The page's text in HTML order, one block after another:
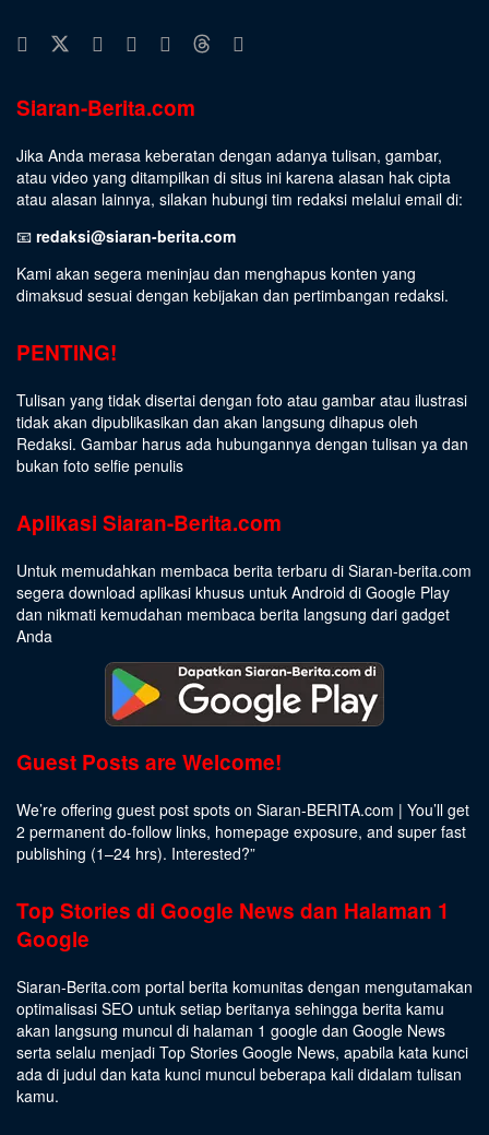
Siaran-Berita.com
Jika Anda merasa keberatan dengan adanya tulisan, gambar,
atau video yang ditampilkan di situs ini karena alasan hak cipta
atau alasan lainnya, silakan hubungi tim redaksi melalui email di:
📧 redaksi@siaran-berita.com
Kami akan segera meninjau dan menghapus konten yang
dimaksud sesuai dengan kebijakan dan pertimbangan redaksi.
PENTING!
Tulisan yang tidak disertai dengan foto atau gambar atau ilustrasi
tidak akan dipublikasikan dan akan langsung dihapus oleh
Redaksi. Gambar harus ada hubungannya dengan tulisan ya dan
bukan foto selfie penulis
Aplikasi Siaran-Berita.com
Untuk memudahkan membaca berita terbaru di Siaran-berita.com
segera download aplikasi khusus untuk Android di Google Play
dan nikmati kemudahan membaca berita langsung dari gadget
Anda
Guest Posts are Welcome!
We’re offering guest post spots on Siaran-BERITA.com | You’ll get
2 permanent do-follow links, homepage exposure, and super fast
publishing (1–24 hrs). Interested?”
Top Stories di Google News dan Halaman 1
Google
Siaran-Berita.com portal berita komunitas dengan mengutamakan
optimalisasi SEO untuk setiap beritanya sehingga berita kamu
akan langsung muncul di halaman 1 google dan Google News
serta selalu menjadi Top Stories Google News, apabila kata kunci
ada di judul dan kata kunci muncul beberapa kali didalam tulisan
kamu.